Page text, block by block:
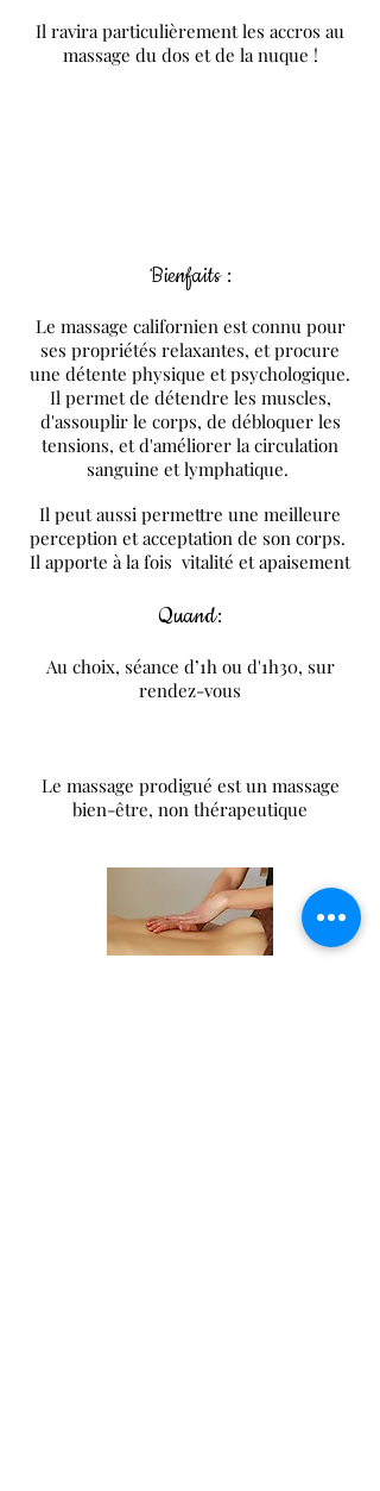
Il ravira particulièrement les accros au
massage du dos et de la nuque !
Bienfaits :
Le massage californien est connu pour
ses propriétés relaxantes, et procure
une détente physique et psychologique.
Il permet de détendre les muscles,
d'assouplir le corps, de débloquer les
tensions, et d'améliorer la circulation
sanguine et lymphatique.
Il peut aussi permettre une meilleure
perception et acceptation de son corps.
Il apporte à la fois vitalité et apaisement
Quand:
Au choix, séance d’1h ou d'1h30, sur
rendez-vous
Le massage prodigué est un massage
bien-être, non thérapeutique